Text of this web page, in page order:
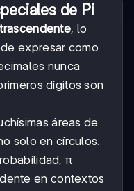
de Pi
, lo
expresar como
nunca
dígitos son
áreas de
solo en círculos.
π
en contextos